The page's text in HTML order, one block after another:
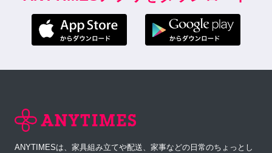
ANYTIMESは、家具組み立てや配送、家事などの日常のちょっとし